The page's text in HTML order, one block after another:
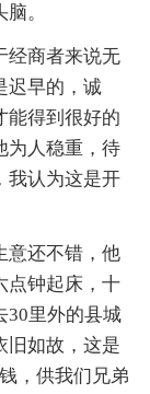
。
商者来说无
迟早的，诚
能得到很好的
为人稳重，待
我认为这是开
还不错，他
点钟起床，十
30里外的县城
旧如故，这是
，供我们兄弟